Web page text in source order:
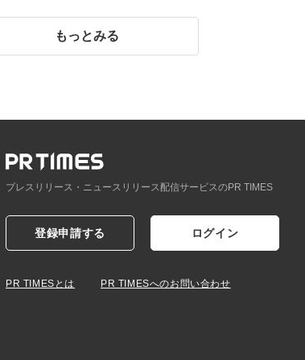
もっとみる
プレスリリース・ニュースリリース配信サービスのPR TIMES
登録申請する ログイン
PR TIMESとは PR TIMESへのお問い合わせ